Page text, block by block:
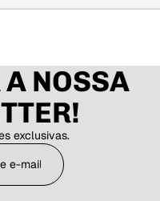
NOSSA
exclusivas.